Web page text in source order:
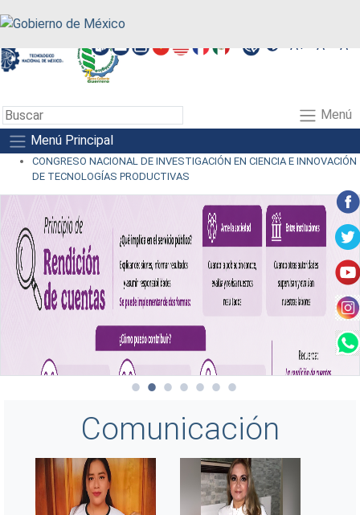
A+ A- A
Menú
Menú Principal
CONGRESO NACIONAL DE INVESTIGACIÓN EN CIENCIA E INNOVACIÓN
DE TECNOLOGÍAS PRODUCTIVAS
Comunicación